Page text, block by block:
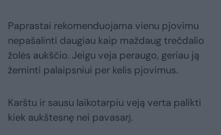
Paprastai rekomenduojama vienu pjovimu
nepašalinti daugiau kaip maždaug trečdalio
žolės aukščio. Jeigu veja peraugo, geriau ją
žeminti palaipsniui per kelis pjovimus.
Karštu ir sausu laikotarpiu veją verta palikti
kiek aukštesnę nei pavasarį.